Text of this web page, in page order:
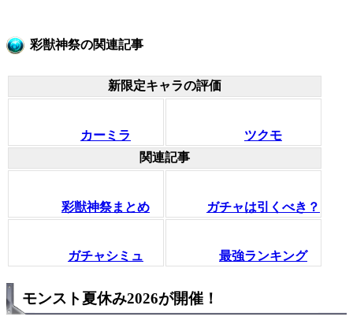
彩獣神祭の関連記事
新限定キャラの評価
カーミラ
ツクモ
関連記事
彩獣神祭まとめ ガチャは引くべき？
ガチャシミュ 最強ランキング
モンスト夏休み2026が開催！